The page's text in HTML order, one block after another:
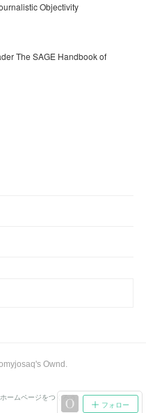
Objectivity
The SAGE Handbook of
フォロー
Ownd .
ームページをつくろう